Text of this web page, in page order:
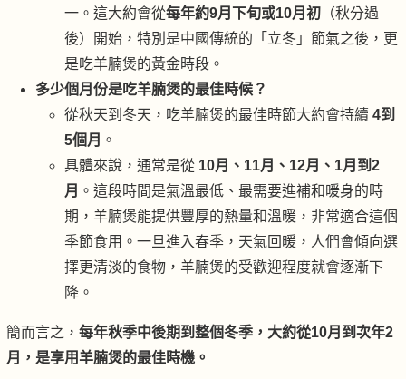
一。這大約會從每年約9月下旬或10月初 （秋分過
後）開始，特別是中國傳統的「立冬」節氣之後，更
是吃羊腩煲的黃金時段。
多少個月份是吃羊腩煲的最佳時候？
從秋天到冬天，吃羊腩煲的最佳時節大約會持續 4到
5個月 。
具體來說，通常是從 10月、11月、12月、1月到2
月 。這段時間是氣溫最低、最需要進補和暖身的時
期，羊腩煲能提供豐厚的熱量和溫暖，非常適合這個
季節食用。一旦進入春季，天氣回暖，人們會傾向選
擇更清淡的食物，羊腩煲的受歡迎程度就會逐漸下
降。
簡而言之， 每年秋季中後期到整個冬季，大約從10月到次年2
月，是享用羊腩煲的最佳時機。